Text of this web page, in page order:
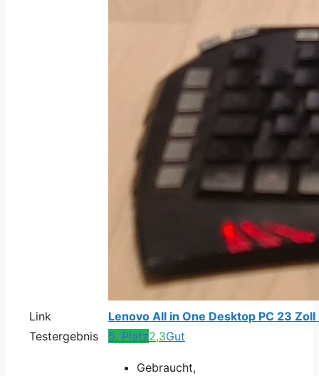
Link
Lenovo All in One Desktop PC 23
Testergebnis
5. Platz2,3Gut
Gebraucht,